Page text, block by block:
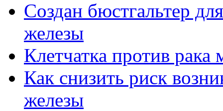
Создан бюстгальтер
железы
Клетчатка против
Как снизить риск
железы